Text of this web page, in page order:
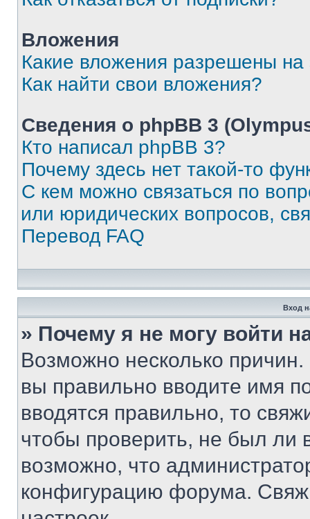
Вложения
Какие вложения разрешены
Как найти свои вложения?
Сведения о phpBB 3
Кто написал phpBB 3?
Почему здесь нет такой-то
С кем можно связаться по
или юридических вопросов,
Перевод FAQ
Вход
» Почему я не могу войти
Возможно несколько
вы правильно вводите имя
вводятся правильно, то
чтобы проверить, не был ли
возможно, что
конфигурацию форума.